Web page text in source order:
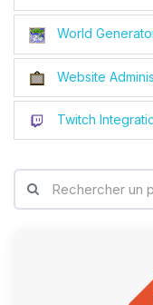
World
Website
Twitch